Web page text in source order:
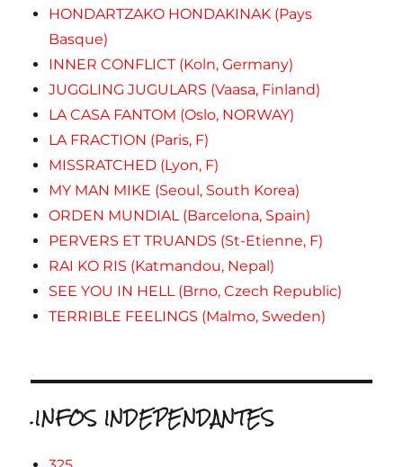
HONDARTZAKO HONDAKINAK (Pays
Basque)
INNER CONFLICT (Koln, Germany)
JUGGLING JUGULARS (Vaasa, Finland)
LA CASA FANTOM (Oslo, NORWAY)
LA FRACTION (Paris, F)
MISSRATCHED (Lyon, F)
MY MAN MIKE (Seoul, South Korea)
ORDEN MUNDIAL (Barcelona, Spain)
PERVERS ET TRUANDS (St-Etienne, F)
RAI KO RIS (Katmandou, Nepal)
SEE YOU IN HELL (Brno, Czech Republic)
TERRIBLE FEELINGS (Malmo, Sweden)
.INFOS INDEPENDANTES